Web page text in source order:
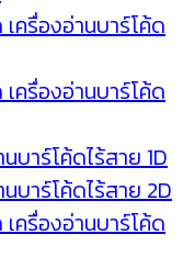
ครื่องอ่านบาร์โค้ด
ครื่องอ่านบาร์โค้ด
บาร์โค้ดไร้สาย 1D
บาร์โค้ดไร้สาย 2D
ครื่องอ่านบาร์โค้ด